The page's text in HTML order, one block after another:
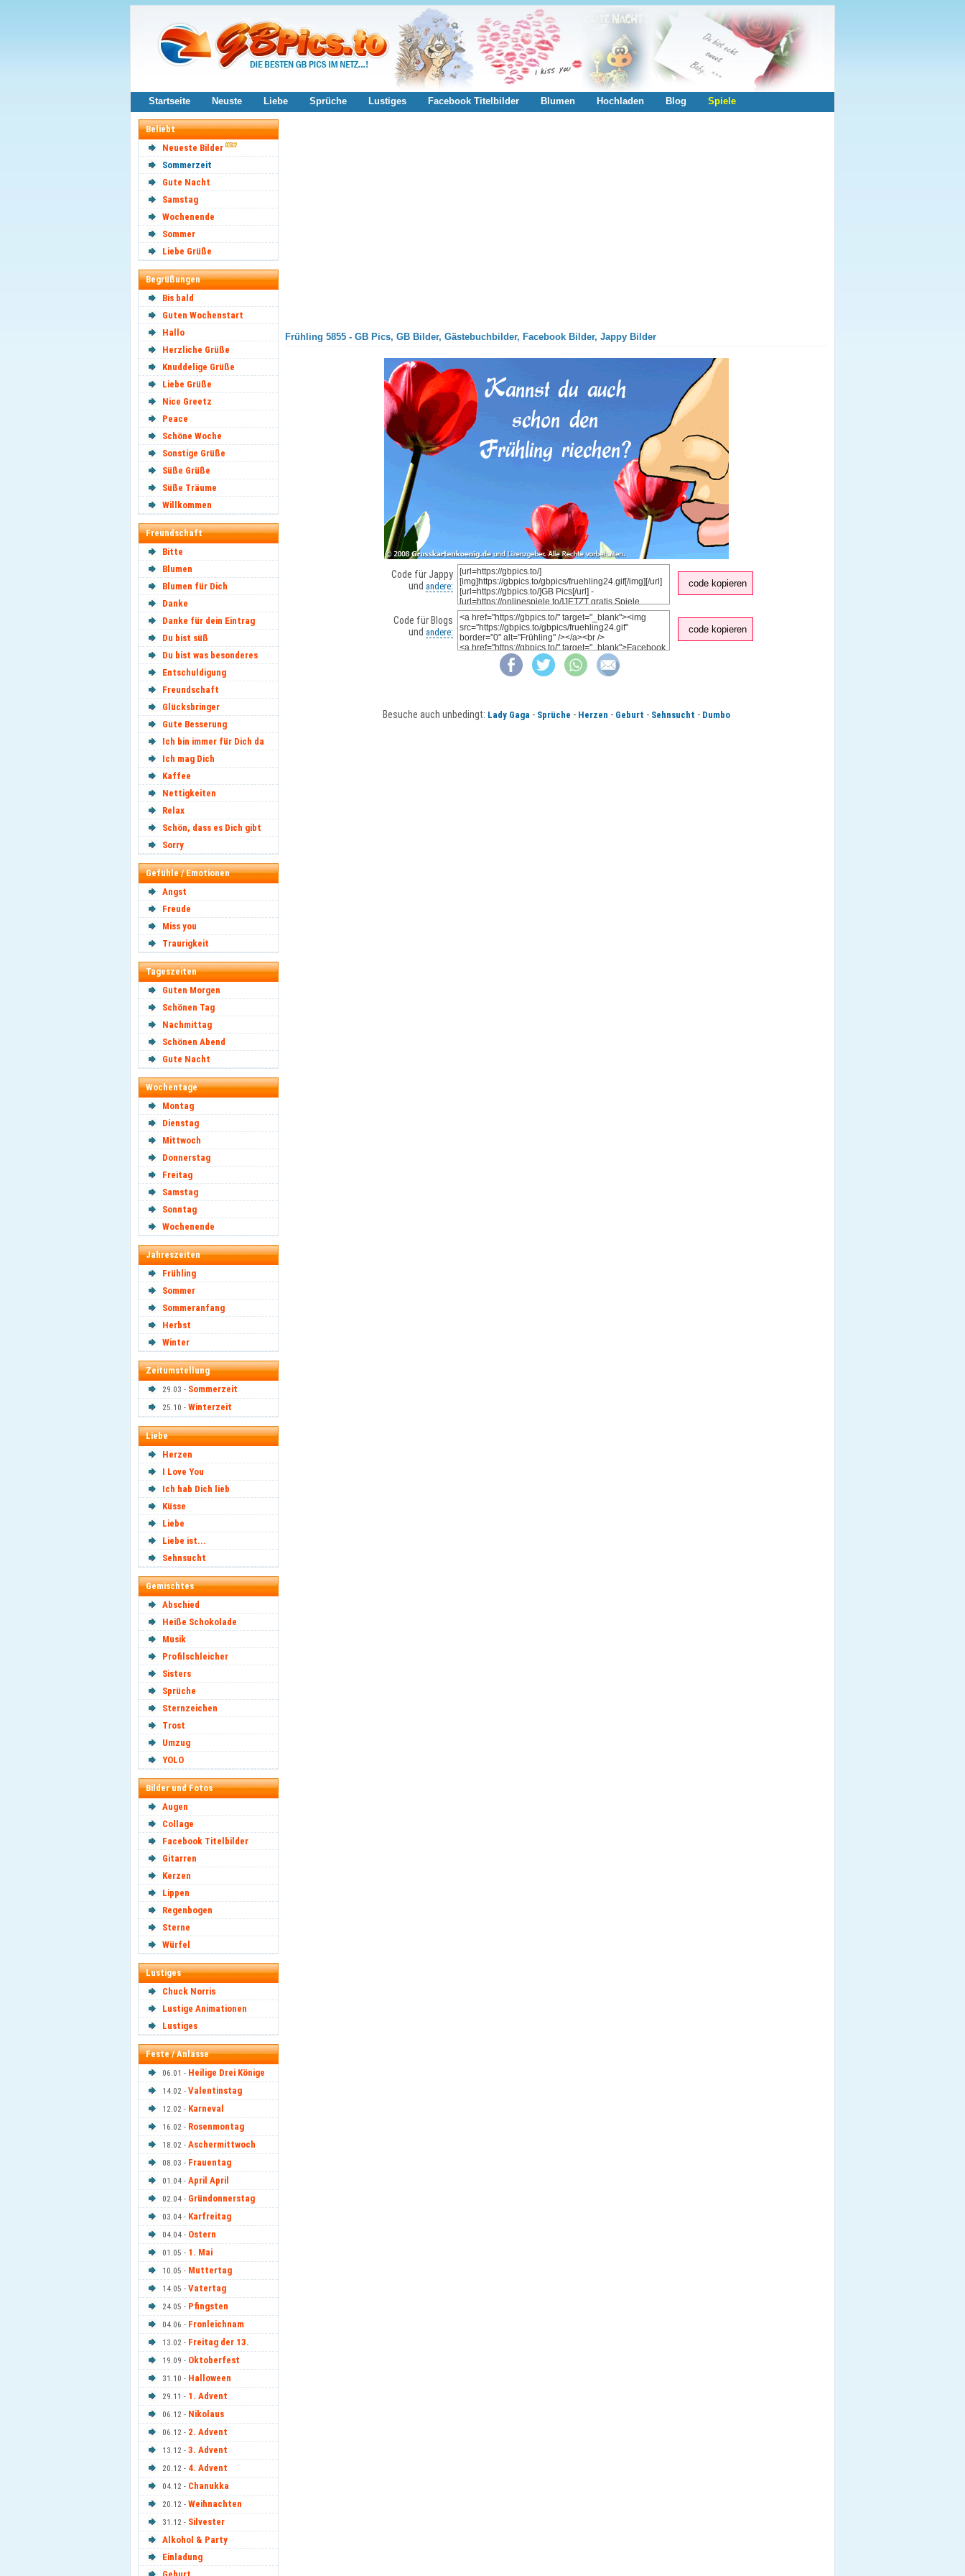
Startseite Neuste Liebe Sprüche Lustiges Facebook Titelbilder Blumen Hochladen Blog Spiele
Beliebt
Neueste Bilder
Sommerzeit
Gute Nacht
Samstag
Wochenende
Sommer
Liebe Grüße
Begrüßungen
Bis bald
Guten Wochenstart
Hallo
Herzliche Grüße
Knuddelige Grüße
Liebe Grüße
Nice Greetz
Peace
Schöne Woche
Sonstige Grüße
Süße Grüße
Süße Träume
Willkommen
Freundschaft
Bitte
Blumen
Blumen für Dich
Danke
Danke für dein Eintrag
Du bist süß
Du bist was besonderes
Entschuldigung
Freundschaft
Glücksbringer
Gute Besserung
Ich bin immer für Dich da
Ich mag Dich
Kaffee
Nettigkeiten
Relax
Schön, dass es Dich gibt
Sorry
Gefühle / Emotionen
Angst
Freude
Miss you
Traurigkeit
Tageszeiten
Guten Morgen
Schönen Tag
Nachmittag
Schönen Abend
Gute Nacht
Wochentage
Montag
Dienstag
Mittwoch
Donnerstag
Freitag
Samstag
Sonntag
Wochenende
Jahreszeiten
Frühling
Sommer
Sommeranfang
Herbst
Winter
Zeitumstellung
29.03 - Sommerzeit
25.10 - Winterzeit
Liebe
Herzen
I Love You
Ich hab Dich lieb
Küsse
Liebe
Liebe ist...
Sehnsucht
Gemischtes
Abschied
Heiße Schokolade
Musik
Profilschleicher
Sisters
Sprüche
Sternzeichen
Trost
Umzug
YOLO
Bilder und Fotos
Augen
Collage
Facebook Titelbilder
Gitarren
Kerzen
Lippen
Regenbogen
Sterne
Würfel
Lustiges
Chuck Norris
Lustige Animationen
Lustiges
Feste / Anlässe
06.01 - Heilige Drei Könige
14.02 - Valentinstag
12.02 - Karneval
16.02 - Rosenmontag
18.02 - Aschermittwoch
08.03 - Frauentag
01.04 - April April
02.04 - Gründonnerstag
03.04 - Karfreitag
04.04 - Ostern
01.05 - 1. Mai
10.05 - Muttertag
14.05 - Vatertag
24.05 - Pfingsten
04.06 - Fronleichnam
13.02 - Freitag der 13.
19.09 - Oktoberfest
31.10 - Halloween
29.11 - 1. Advent
06.12 - Nikolaus
06.12 - 2. Advent
13.12 - 3. Advent
20.12 - 4. Advent
04.12 - Chanukka
20.12 - Weihnachten
31.12 - Silvester
Alkohol & Party
Einladung
Frühling 5855 - GB Pics, GB Bilder, Gästebuchbilder, Facebook Bilder, Jappy Bilder
Code für Jappy
und andere: code kopieren
Code für Blogs
und andere: code kopieren
Besuche auch unbedingt: Lady Gaga - Sprüche - Herzen - Geburt - Sehnsucht - Dumbo